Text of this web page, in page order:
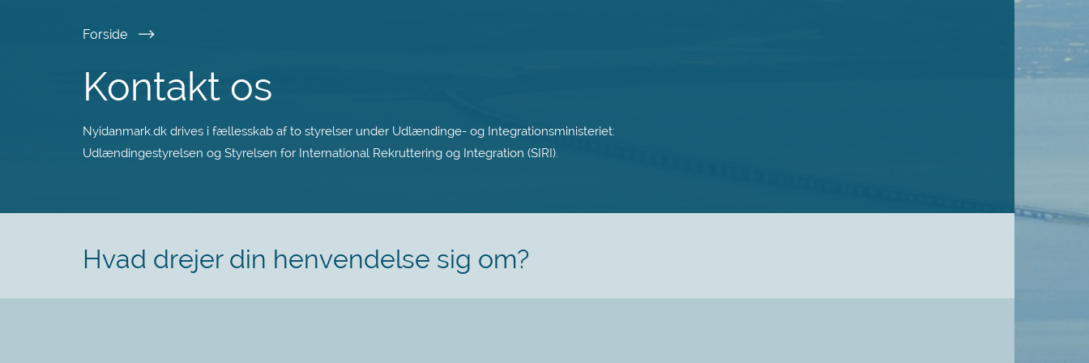
hovedindhold
Forside
Kontakt os
Nyidanmark.dk drives i fællesskab af to styrelser under Udlændinge- og Integrationsministeriet:
Udlændingestyrelsen og Styrelsen for International Rekruttering og Integration (SIRI).
Hvad drejer din henvendelse sig om?